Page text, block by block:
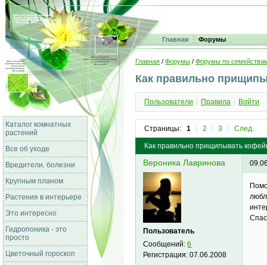
Главная Форумы
Каталог комнатных
растений
Все об уходе
Вредители, болезни
Крупным планом
Растения в интерьере
Это интересно
Гидропоника - это
просто
Цветочный гороскоп
Главная / Форумы / Форумы по
Как правильно
Пользователи Правила Войти
Страницы: 1 2 3 След.
Как правильно прищипывать
Вероника Лавринова
Пользователь
Сообщений:6
Регистрация:07.06.2008